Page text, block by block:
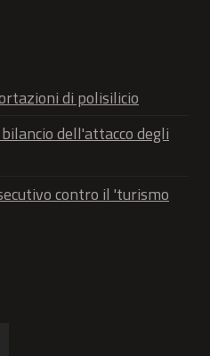
di polisilicio
dell'attacco degli
contro il 'turismo